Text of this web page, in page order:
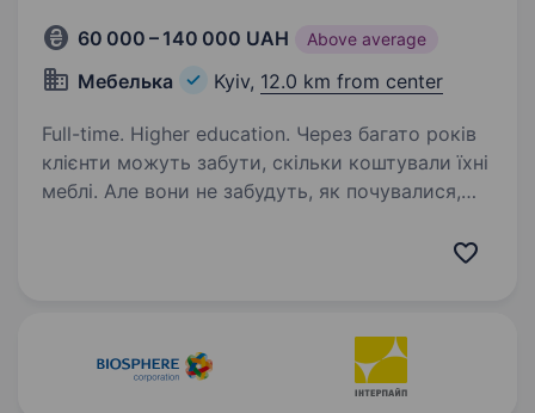
60 000 – 140 000 UAH Above average
Мебелька Kyiv, 12.0 km from center
Full-time. Higher education. Через багато років
клієнти можуть забути, скільки коштували їхні
меблі. Але вони не забудуть, як почувалися,